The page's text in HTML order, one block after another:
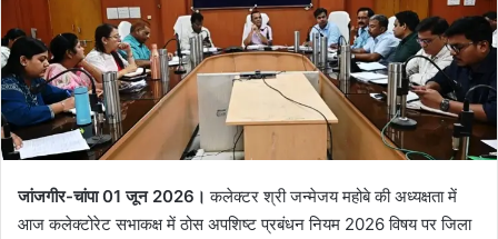
जांजगीर-चांपा 01 जून 2026। कलेक्टर श्री जन्मेजय महोबे की अध्यक्षता में
आज कलेक्टोरेट सभाकक्ष में ठोस अपशिष्ट प्रबंधन नियम 2026 विषय पर जिला